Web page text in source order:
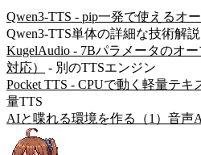
Qwen3-TTS - pip一発で使えるオ
Qwen3-TTS単体の詳細な技術解説
KugelAudio - 7Bパラメータのオ
対応）
- 別のTTSエンジン
Pocket TTS - CPUで動く軽量テキ
量TTS
AIと喋れる環境を作る（1）音声